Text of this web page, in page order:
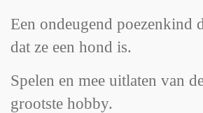
Een ondeugend poezenkind
dat ze een hond is.
Spelen en mee uitlaten van
grootste hobby.